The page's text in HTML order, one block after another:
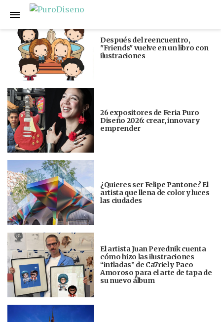
Anterior
Después del reencuentro,
"Friends" vuelve en un libro con
ilustraciones
26 expositores de Feria Puro
Diseño 2026: crear, innovar y
emprender
¿Quieres ser Felipe Pantone? El
artista que llena de color y luces
las ciudades
El artista Juan Perednik cuenta
cómo hizo las ilustraciones
“infladas” de Ca7riel y Paco
Amoroso para el arte de tapa de
su nuevo álbum
Siguiente